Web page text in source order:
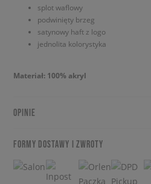
splot waflowy
podwinięty brzeg
satynowy haft z logo
jednolita kolorystyka
Materiał: 100% akryl
OPINIE
FORMY DOSTAWY I ZWROTY